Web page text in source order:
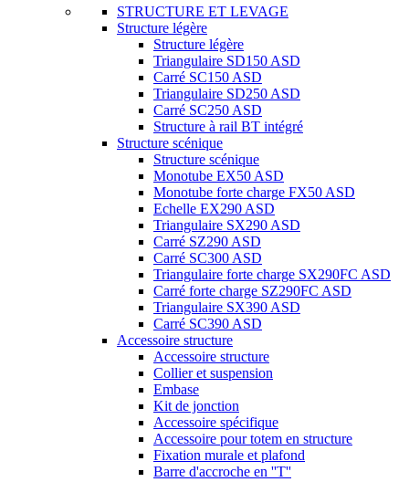
STRUCTURE ET LEVAGE
Structure légère
Structure légère
Triangulaire SD150 ASD
Carré SC150 ASD
Triangulaire SD250 ASD
Carré SC250 ASD
Structure à rail BT intégré
Structure scénique
Structure scénique
Monotube EX50 ASD
Monotube forte charge FX50 ASD
Echelle EX290 ASD
Triangulaire SX290 ASD
Carré SZ290 ASD
Carré SC300 ASD
Triangulaire forte charge SX290FC ASD
Carré forte charge SZ290FC ASD
Triangulaire SX390 ASD
Carré SC390 ASD
Accessoire structure
Accessoire structure
Collier et suspension
Embase
Kit de jonction
Accessoire spécifique
Accessoire pour totem en structure
Fixation murale et plafond
Barre d'accroche en ''T''